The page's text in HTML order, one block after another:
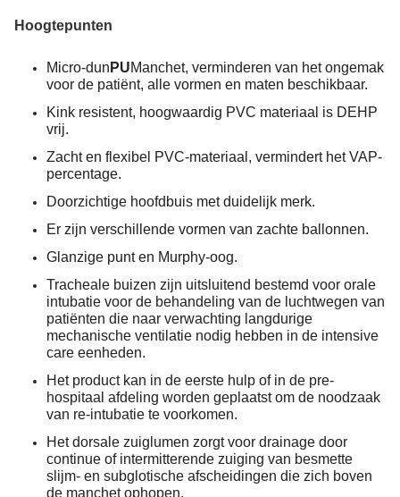
Hoogtepunten
Micro-dun PUManchet, verminderen van het ongemak
voor de patiënt, alle vormen en maten beschikbaar.
Kink resistent, hoogwaardig PVC materiaal is DEHP
vrij.
Zacht en flexibel PVC-materiaal, vermindert het VAP-
percentage.
Doorzichtige hoofdbuis met duidelijk merk.
Er zijn verschillende vormen van zachte ballonnen.
Glanzige punt en Murphy-oog.
Tracheale buizen zijn uitsluitend bestemd voor orale
intubatie voor de behandeling van de luchtwegen van
patiënten die naar verwachting langdurige
mechanische ventilatie nodig hebben in de intensive
care eenheden.
Het product kan in de eerste hulp of in de pre-
hospitaal afdeling worden geplaatst om de noodzaak
van re-intubatie te voorkomen.
Het dorsale zuiglumen zorgt voor drainage door
continue of intermitterende zuiging van besmette
slijm- en subglotische afscheidingen die zich boven
de manchet ophopen.